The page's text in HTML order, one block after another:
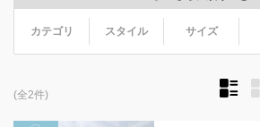
カテゴリ スタイル サイズ
(全2件)